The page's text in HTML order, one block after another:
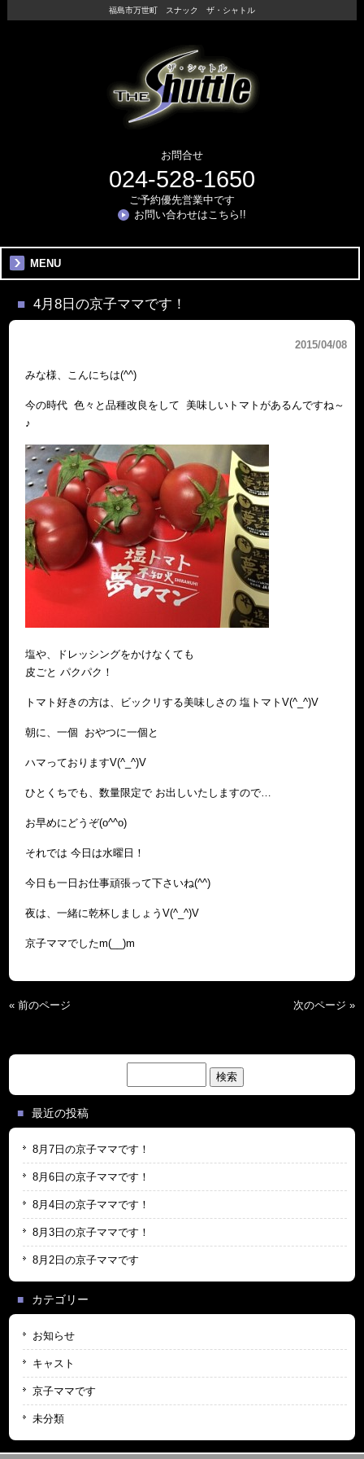
福島市万世町 スナック ザ・シャトル
お問合せ
024-528-1650
ご予約優先営業中です
お問い合わせはこちら!!
MENU
4月8日の京子ママです！
2015/04/08
みな様、こんにちは(^^)
今の時代 色々と品種改良をして 美味しいトマトがあるんですね～
♪
塩や、ドレッシングをかけなくても
皮ごと パクパク！
トマト好きの方は、ビックリする美味しさの 塩トマトV(^_^)V
朝に、一個 おやつに一個と
ハマっておりますV(^_^)V
ひとくちでも、数量限定で お出しいたしますので…
お早めにどうぞ(o^^o)
それでは 今日は水曜日！
今日も一日お仕事頑張って下さいね(^^)
夜は、一緒に乾杯しましょうV(^_^)V
京子ママでしたm(__)m
« 前のページ 次のページ »
索:
最近の投稿
8月7日の京子ママです！
8月6日の京子ママです！
8月4日の京子ママです！
8月3日の京子ママです！
8月2日の京子ママです
カテゴリー
お知らせ
キャスト
京子ママです
未分類